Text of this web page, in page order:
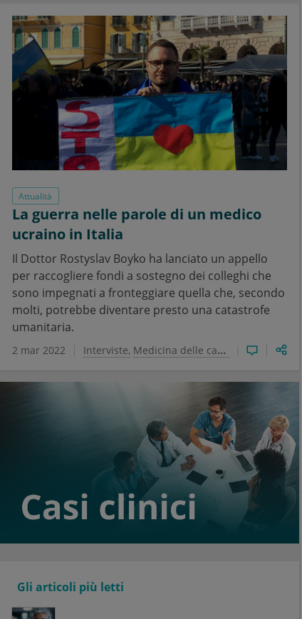
Attualità
La guerra nelle parole di un medico
ucraino in Italia
Il Dottor Rostyslav Boyko ha lanciato un appello
per raccogliere fondi a sostegno dei colleghi che
sono impegnati a fronteggiare quella che, secondo
molti, potrebbe diventare presto una catastrofe
umanitaria.
2 mar 2022 Interviste Medicina delle catastrofi
Gli articoli più letti